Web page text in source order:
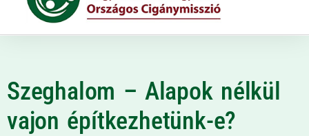
Szeghalom – Alapok nélkül
vajon építkezhetünk-e?